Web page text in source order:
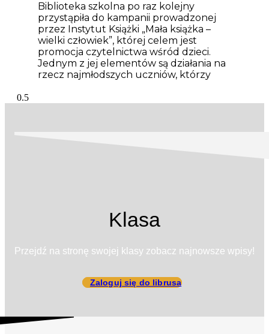
Biblioteka szkolna po raz kolejny
przystąpiła do kampanii prowadzonej
przez Instytut Książki „Mała książka –
wielki człowiek”, której celem jest
promocja czytelnictwa wśród dzieci.
Jednym z jej elementów są działania na
rzecz najmłodszych uczniów, którzy
Klasa
Przejdź na stronę swojej klasy zobacz najnowsze wpisy!
Zaloguj się do librusa